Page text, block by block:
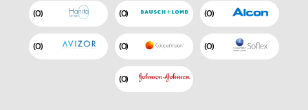
(
0
)
(
0
)
(
0
)
(
0
)
(
0
)
(
0
)
(
0
)